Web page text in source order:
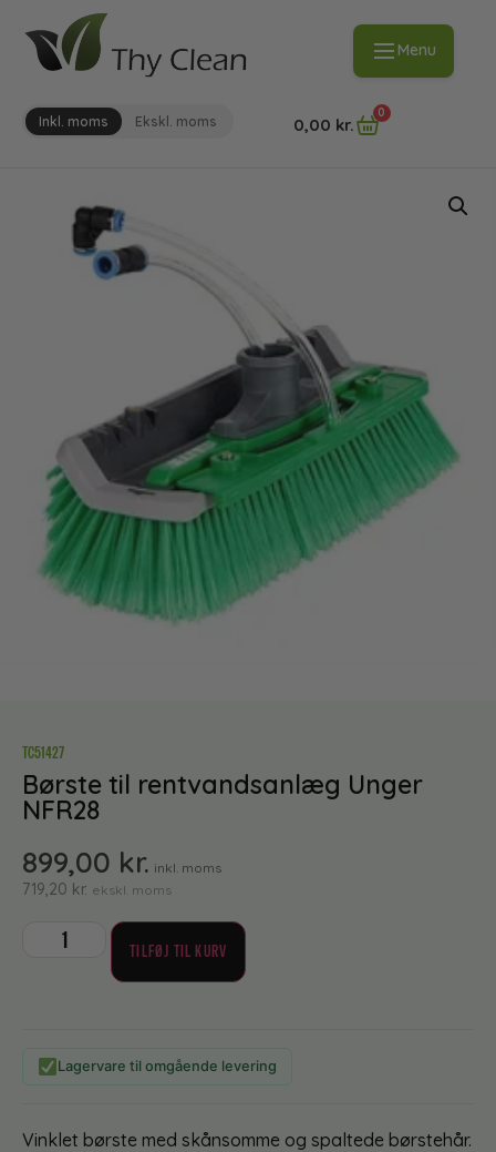
Menu
Inkl. moms Ekskl. moms 0,00 kr.
0
TC51427
Børste til rentvandsanlæg Unger
NFR28
899,00 kr. inkl. moms
719,20 kr. ekskl. moms
TILFØJ TIL KURV
Lagervare til omgående levering
Vinklet børste med skånsomme og spaltede børstehår.